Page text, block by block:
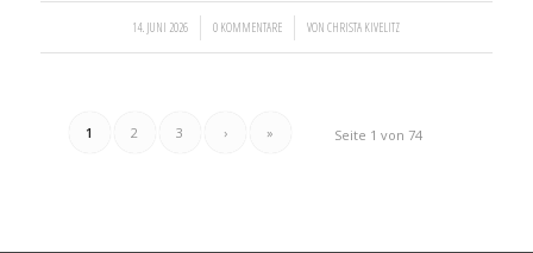
14. JUNI 2026 0 KOMMENTARE
/ VONCHRISTA KIVELITZ
Seite 1 von 74
1 2 3 › »